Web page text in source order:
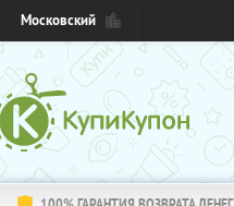
Московский